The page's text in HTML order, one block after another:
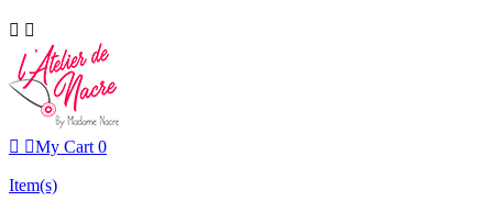
 
 My Cart 0
Item(s)